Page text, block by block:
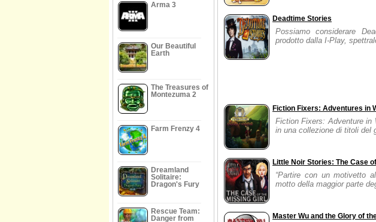
Arma 3
Our Beautiful
Earth
The Treasures of
Montezuma 2
Farm Frenzy 4
Dreamland
Solitaire:
Dragon's Fury
Rescue Team:
Danger from
Deadtime Stories
Possiamo considerare
prodotto dalla I-Play,
Fiction Fixers: Adventures in
Fiction Fixers: Adventure in
in una collezione di titoli del
Little Noir Stories: The Case
“Partire con un motivetto
motto della maggior parte
Master Wu and the Glory of